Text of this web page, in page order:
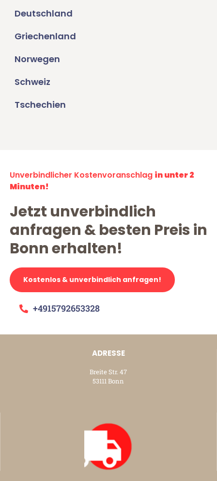
Deutschland
Griechenland
Norwegen
Schweiz
Tschechien
Unverbindlicher Kostenvoranschlag in unter 2
Minuten!
Jetzt unverbindlich
anfragen & besten Preis in
Bonn erhalten!
Kostenlos & unverbindlich anfragen!
+4915792653328
ADRESSE
Breite Str. 47
53111 Bonn